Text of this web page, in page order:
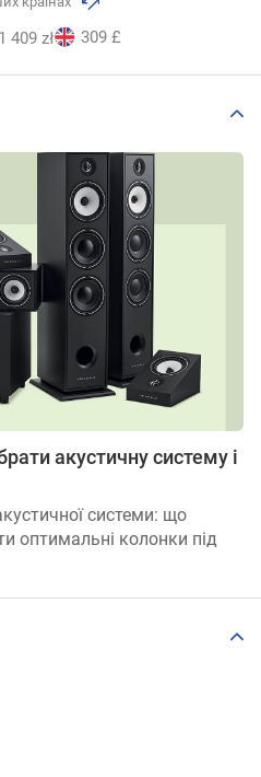
1 409 zł 309 £
акустичну систему і
системи: що
оптимальні колонки під